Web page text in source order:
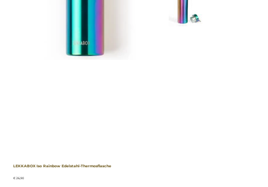
LEKKABOX Iso Rainbow Edelstahl-Thermosflasche
Preis
€ 26,90